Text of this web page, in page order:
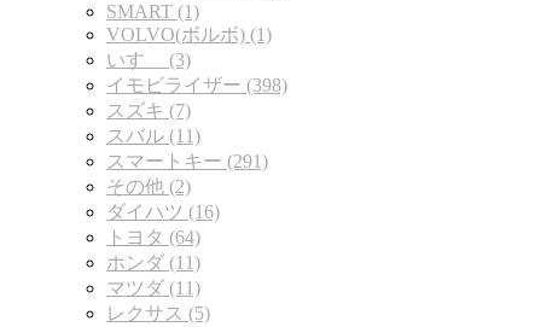
SMART (1)
VOLVO(ボルボ) (1)
いすゞ (3)
イモビライザー (398)
スズキ (7)
スバル (11)
スマートキー (291)
その他 (2)
ダイハツ (16)
トヨタ (64)
ホンダ (11)
マツダ (11)
レクサス (5)